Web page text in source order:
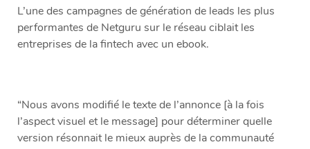
L’une des campagnes de génération de leads les plus
performantes de Netguru sur le réseau ciblait les
entreprises de la fintech avec un ebook.
“Nous avons modifié le texte de l’annonce [à la fois
l’aspect visuel et le message] pour déterminer quelle
version résonnait le mieux auprès de la communauté